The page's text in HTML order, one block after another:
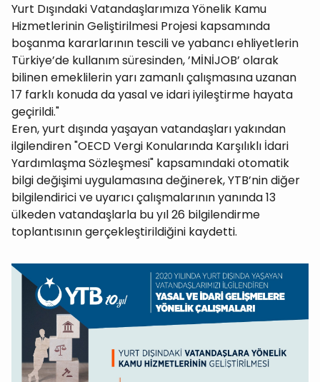
Yurt Dışındaki Vatandaşlarımıza Yönelik Kamu
Hizmetlerinin Geliştirilmesi Projesi kapsamında
boşanma kararlarının tescili ve yabancı ehliyetlerin
Türkiye’de kullanım süresinden, ’MİNİJOB’ olarak
bilinen emeklilerin yarı zamanlı çalışmasına uzanan
17 farklı konuda da yasal ve idari iyileştirme hayata
geçirildi."
Eren, yurt dışında yaşayan vatandaşları yakından
ilgilendiren "OECD Vergi Konularında Karşılıklı İdari
Yardımlaşma Sözleşmesi" kapsamındaki otomatik
bilgi değişimi uygulamasına değinerek, YTB’nin diğer
bilgilendirici ve uyarıcı çalışmalarının yanında 13
ülkeden vatandaşlarla bu yıl 26 bilgilendirme
toplantısının gerçekleştirildiğini kaydetti.